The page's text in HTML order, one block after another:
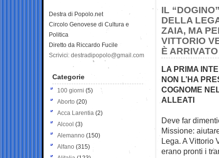
IL
DELLA
ZAIA, MA
VITTORIO
È
LA PRIMA
NON L’HA
COGNOME
ALLEATI
Deve far
Missione:
Lega. A Vittorio
erano pronti i
Destra di Popolo.net
Circolo Genovese di Cultura e
Politica
Diretto da Riccardo Fucile
Scrivici: destradipopolo@gmail.com
Categorie
100 giorni (5)
Aborto (20)
Acca Larentia (2)
Alcool (3)
Alemanno (150)
Alfano (315)